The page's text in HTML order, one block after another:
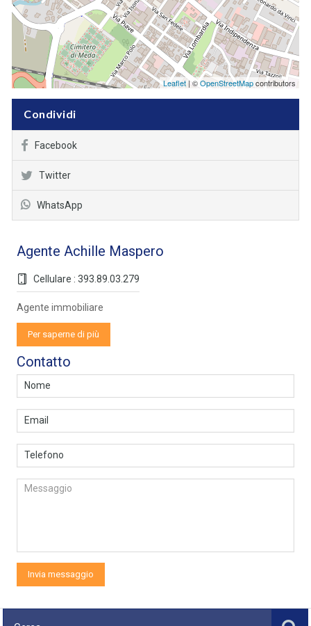
Leaflet| ©OpenStreetMapcontributors
Condividi
Facebook
Twitter
WhatsApp
Agente Achille Maspero
Cellulare : 393.89.03.279
Agente immobiliare
Per saperne di più
Contatto